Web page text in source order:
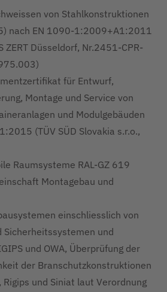
von Stahlkonstruktionen
nach EN 1090-1:2009+A1:2011
ZERT Düsseldorf, Nr.2451-CPR-
für Entwurf,
Montage und Service von
und Modulgebäuden
(TÜV SÜD Slovakia s.r.o.,
Raumsysteme RAL-GZ 619
Montagebau und
einschliesslich von
Sicherheitssystemen und
und OWA, Überprüfung der
der Branschutzkonstruktionen
Rigips und Siniat laut Verordnung